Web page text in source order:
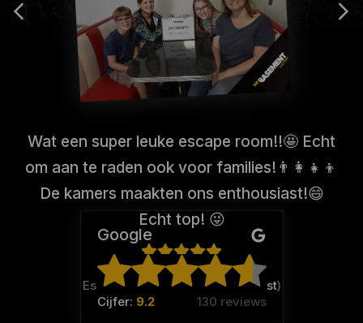
Wat een super leuke escape room!!🤩 Echt
om aan te raden ook voor families!👨‍👩‍👧‍👦
De kamers maakten ons enthousiast!😄
Echt top! 😜
Esmee Meertens (Team: Het nest)
Google
Cijfer: 9.2 130 reviews